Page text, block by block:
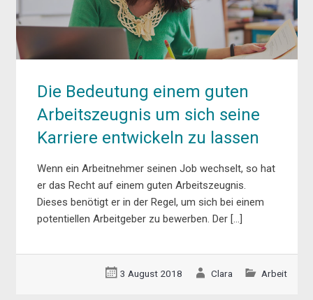
Die Bedeutung einem guten
Arbeitszeugnis um sich seine
Karriere entwickeln zu lassen
Wenn ein Arbeitnehmer seinen Job wechselt, so hat
er das Recht auf einem guten Arbeitszeugnis.
Dieses benötigt er in der Regel, um sich bei einem
potentiellen Arbeitgeber zu bewerben. Der […]
3 August 2018 Clara Arbeit